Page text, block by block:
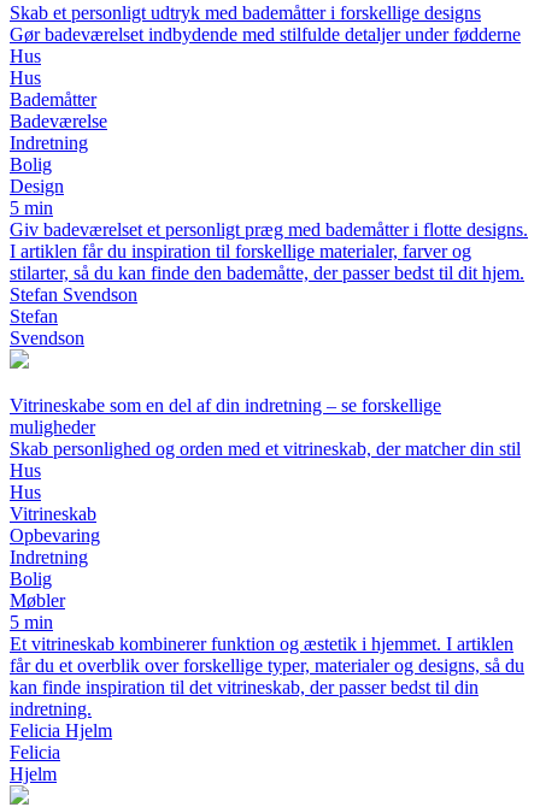
Skab et personligt udtryk med bademåtter i forskellige designs
Gør badeværelset indbydende med stilfulde detaljer under fødderne
Hus
Hus
Bademåtter
Badeværelse
Indretning
Bolig
Design
5 min
Giv badeværelset et personligt præg med bademåtter i flotte designs.
I artiklen får du inspiration til forskellige materialer, farver og
stilarter, så du kan finde den bademåtte, der passer bedst til dit hjem.
Stefan Svendson
Stefan
Svendson
Vitrineskabe som en del af din indretning – se forskellige
muligheder
Skab personlighed og orden med et vitrineskab, der matcher din stil
Hus
Hus
Vitrineskab
Opbevaring
Indretning
Bolig
Møbler
5 min
Et vitrineskab kombinerer funktion og æstetik i hjemmet. I artiklen
får du et overblik over forskellige typer, materialer og designs, så du
kan finde inspiration til det vitrineskab, der passer bedst til din
indretning.
Felicia Hjelm
Felicia
Hjelm